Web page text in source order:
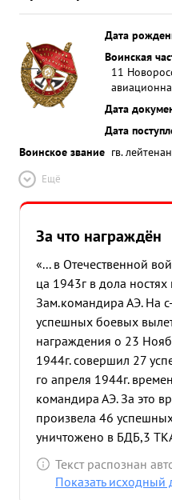
Дата
Воинская
11
Дата
Дата
Воинское звание гв.
Ещё
За что награждён
«... в Отечественной
ца 1943г в дола
Зам.командира АЭ. На
успешных боевых
награждения о 23
1944г. совершил 27
го апреля 1944г.
командира АЭ. За это
произвела 46
уничтожено в БДБ,3
офицеров пр-ка.
пожары на 2х БДБ, на
Текст распознан
Показать исходный